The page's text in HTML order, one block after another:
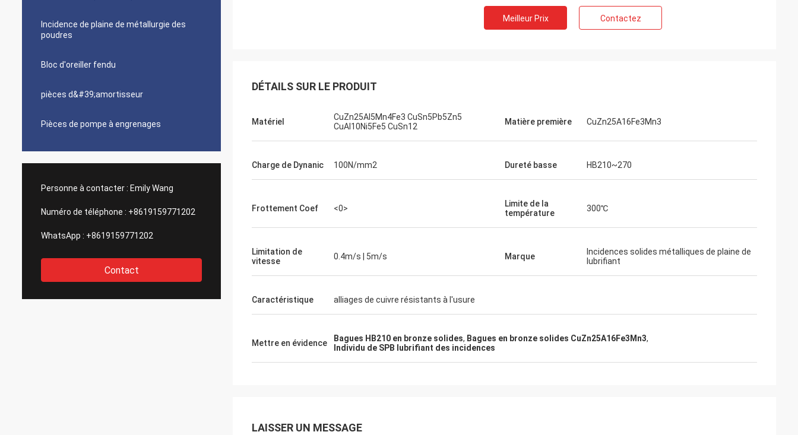
Incidence de plaine de métallurgie des
poudres
Bloc d'oreiller fendu
pièces d&#39;amortisseur
Pièces de pompe à engrenages
Personne à contacter : Emily Wang
Numéro de téléphone : +8619159771202
WhatsApp : +8619159771202
Contact
Meilleur Prix Contactez
DÉTAILS SUR LE PRODUIT
Matériel
CuZn25Al5Mn4Fe3 CuSn5Pb5Zn5
CuAl10Ni5Fe5 CuSn12
Matière première CuZn25A16Fe3Mn3
Charge de Dynanic 100N/mm2 Dureté basse HB210~270
Frottement Coef <0>
Limite de la
température
300℃
Limitation de
vitesse
0.4m/s | 5m/s Marque
Incidences solides métalliques de plaine de
lubrifiant
Caractéristique alliages de cuivre résistants à l'usure
Mettre en évidence Bagues HB210 en bronze solides, Bagues en bronze solides CuZn25A16Fe3Mn3,
Individu de SPB lubrifiant des incidences
LAISSER UN MESSAGE